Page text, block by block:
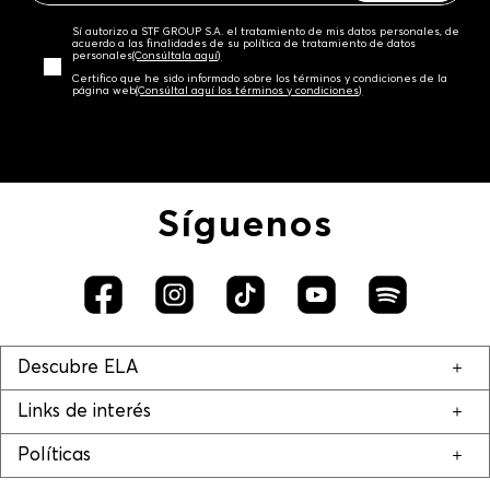
Sí autorizo a STF GROUP S.A. el tratamiento de mis datos personales, de
acuerdo a las finalidades de su política de tratamiento de datos
personales‎(Consúltala aquí)
Certifico que he sido informado sobre los términos y condiciones de la
página web‎(Consúltal aquí los términos y condiciones)
Síguenos
Descubre ELA
Links de interés
Políticas